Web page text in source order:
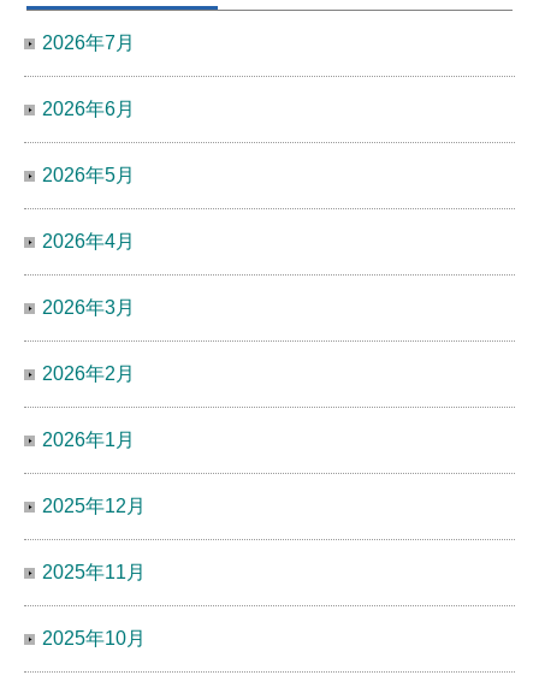
2026年7月
2026年6月
2026年5月
2026年4月
2026年3月
2026年2月
2026年1月
2025年12月
2025年11月
2025年10月